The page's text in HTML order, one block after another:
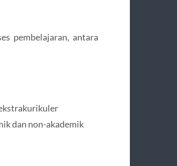
pembelajaran, antara
dan non-akademik